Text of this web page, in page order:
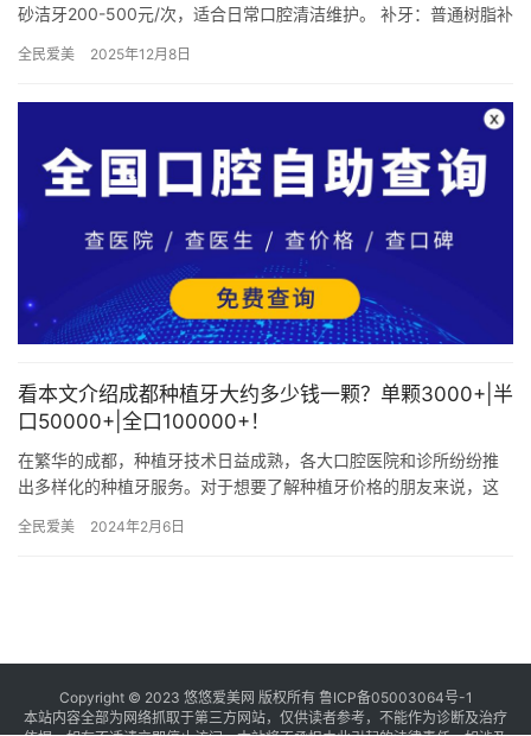
砂洁牙200-500元/次，适合日常口腔清洁维护。 补牙：普通树脂补
全民爱美 2025年12月8日
看本文介绍成都种植牙大约多少钱一颗？单颗3000+|半
口50000+|全口100000+！
在繁华的成都，种植牙技术日益成熟，各大口腔医院和诊所纷纷推
出多样化的种植牙服务。对于想要了解种植牙价格的朋友来说，这
包括种…
全民爱美 2024年2月6日
Copyright © 2023 悠悠爱美网 版权所有 鲁ICP备05003064号-1
本站内容全部为网络抓取于第三方网站，仅供读者参考，不能作为诊断及治疗